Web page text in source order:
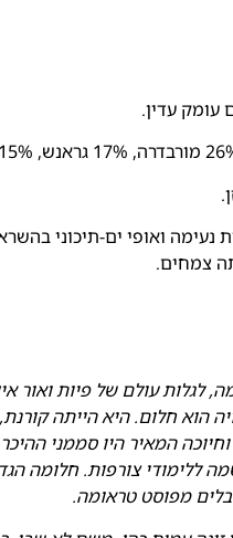
עומק עדין.
נעימה ואופי ים-תיכוני
צמחים.
עולם של פיות ואור
הוא חלום. היא הייתה
המאיר היו סממני
ללימודי צורפות. חלומה
מפוסט טראומה.